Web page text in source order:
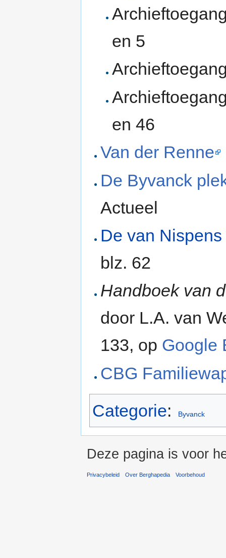
en 5
en 46
Van der Renne
De Byvanck
Actueel
De van
blz. 62
Handboek van
door L.A. van
133, op Google
CBG
Categorie: Byvanck
Deze pagina is voor
Privacybeleid Over Berghapedia Voorbehoud